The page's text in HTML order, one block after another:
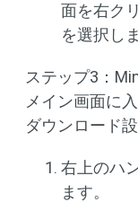
面を右ク
を選択し
ステップ3：
メイン画面に
ダウンロード
右上のハ
ます。